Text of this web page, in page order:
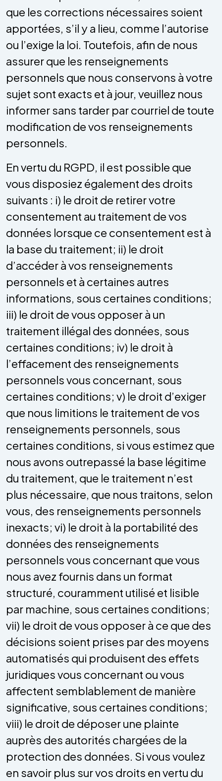
que les corrections nécessaires soient
apportées, s’il y a lieu, comme l’autorise
ou l’exige la loi. Toutefois, afin de nous
assurer que les renseignements
personnels que nous conservons à votre
sujet sont exacts et à jour, veuillez nous
informer sans tarder par courriel de toute
modification de vos renseignements
personnels.
En vertu du RGPD, il est possible que
vous disposiez également des droits
suivants : i) le droit de retirer votre
consentement au traitement de vos
données lorsque ce consentement est à
la base du traitement; ii) le droit
d’accéder à vos renseignements
personnels et à certaines autres
informations, sous certaines conditions;
iii) le droit de vous opposer à un
traitement illégal des données, sous
certaines conditions; iv) le droit à
l’effacement des renseignements
personnels vous concernant, sous
certaines conditions; v) le droit d’exiger
que nous limitions le traitement de vos
renseignements personnels, sous
certaines conditions, si vous estimez que
nous avons outrepassé la base légitime
du traitement, que le traitement n’est
plus nécessaire, que nous traitons, selon
vous, des renseignements personnels
inexacts; vi) le droit à la portabilité des
données des renseignements
personnels vous concernant que vous
nous avez fournis dans un format
structuré, couramment utilisé et lisible
par machine, sous certaines conditions;
vii) le droit de vous opposer à ce que des
décisions soient prises par des moyens
automatisés qui produisent des effets
juridiques vous concernant ou vous
affectent semblablement de manière
significative, sous certaines conditions;
viii) le droit de déposer une plainte
auprès des autorités chargées de la
protection des données. Si vous voulez
en savoir plus sur vos droits en vertu du